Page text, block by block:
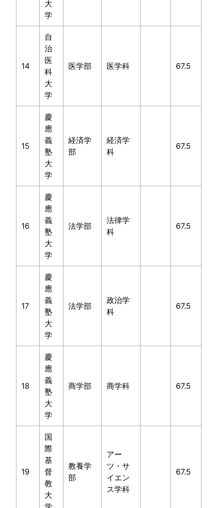
大
学
14
自
治
医
科
大
学
医学部 医学科 67.5
15
慶
應
義
塾
大
学
経済学
部
経済学
科
67.5
16
慶
應
義
塾
大
学
法学部
法律学
科
67.5
17
慶
應
義
塾
大
学
法学部
政治学
科
67.5
18
慶
應
義
塾
大
学
商学部 商学科 67.5
19
国
際
基
督
教
大
教養学
部
アー
ツ・サ
イエン
ス学科
67.5